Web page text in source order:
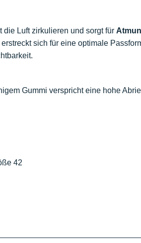
die Luft zirkulieren und sorgt für
sich für eine optimale
Gummi verspricht eine hohe
42